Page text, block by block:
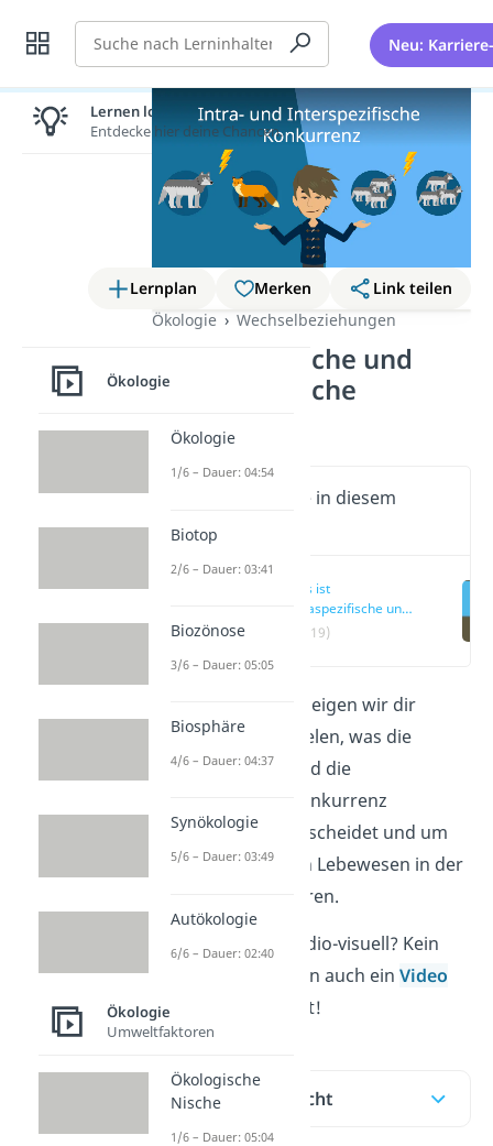
Suche Neu:
Lernplan Merken
Link teilen
Ökologie
Wechselbeziehungen
Intraspezifische und
Interspezifische
Konkurrenz
Wichtige Inhalte in diesem
Video
Was ist
intraspezifische und
interspezifische
(00:19)
In diesem Beitrag zeigen wir dir
anhand von Beispielen, was die
intraspezifische und die
interspezifische Konkurrenz
voneinander unterscheidet und um
welche Ressourcen Lebewesen in der
Biologie konkurrieren.
Du lernst lieber audio-visuell? Kein
Problem! Wir haben auch einVideo
für dich vorbereitet!
Inhaltsübersicht
Lernen lohnt sich!
Entdecke hier deine Chancen.
Ökologie
Ökologie
1/6 – Dauer: 04:54
Biotop
2/6 – Dauer: 03:41
Biozönose
3/6 – Dauer: 05:05
Biosphäre
4/6 – Dauer: 04:37
Synökologie
5/6 – Dauer: 03:49
Autökologie
6/6 – Dauer: 02:40
Ökologie
Umweltfaktoren
Ökologische
Nische
1/6 – Dauer: 05:04